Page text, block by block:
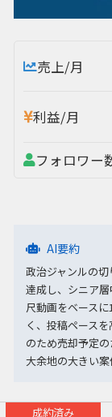
売上/月
利益/月
フォロワー
AI要約
政治ジャンルの
達成し、シニア
尺動画をベース
く、投稿ペース
のため売却予定
大余地の大きい案
成約済み